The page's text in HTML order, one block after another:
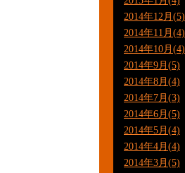
2014年12月(5)
2014年11月(4)
2014年10月(4)
2014年9月(5)
2014年8月(4)
2014年7月(3)
2014年6月(5)
2014年5月(4)
2014年4月(4)
2014年3月(5)